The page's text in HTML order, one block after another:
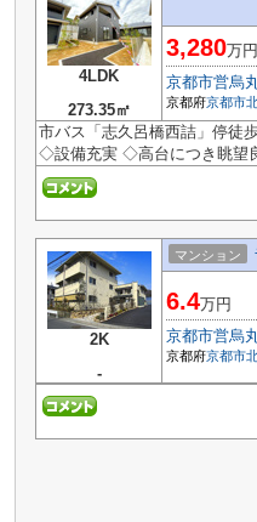
4LDK
273.35㎡
3,280万円
京都市営烏
京都府京都市
市バス「志久呂橋西詰」停徒
◇設備充実 ◇高台につき眺望
2K
-
マンション
6.4万円
京都市営烏
京都府京都市